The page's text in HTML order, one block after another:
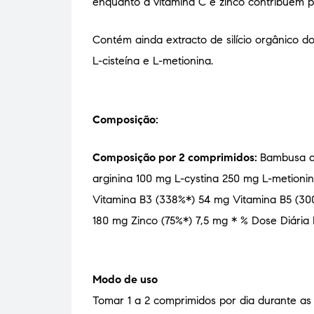
Contém ainda extracto de silício orgânico
L-cisteína e L-metionina.
Composição:
Composição por 2 comprimidos: Bambusa
arginina 100 mg L-cystina 250 mg L-
Vitamina B3 (338%*) 54 mg Vitamina B5
180 mg Zinco (75%*) 7,5 mg * % Dose
Modo de uso
Tomar 1 a 2 comprimidos por dia durante